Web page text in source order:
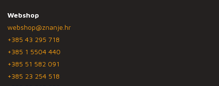
Webshop
webshop@znanje.hr
+385 43 295 718
+385 1 5504 440
+385 51 582 091
+385 23 254 518